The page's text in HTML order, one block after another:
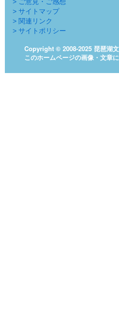
> サイトマップ
> 関連リンク
> サイトポリシー
Copyright © 2008-2025 琵琶湖
このホームページの画像・文章